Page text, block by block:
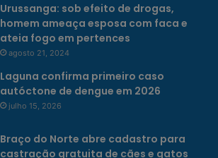
Urussanga: sob efeito de drogas,
homem ameaça esposa com faca e
ateia fogo em pertences
agosto 21, 2024
Laguna confirma primeiro caso
autóctone de dengue em 2026
julho 15, 2026
Braço do Norte abre cadastro para
castração gratuita de cães e gatos